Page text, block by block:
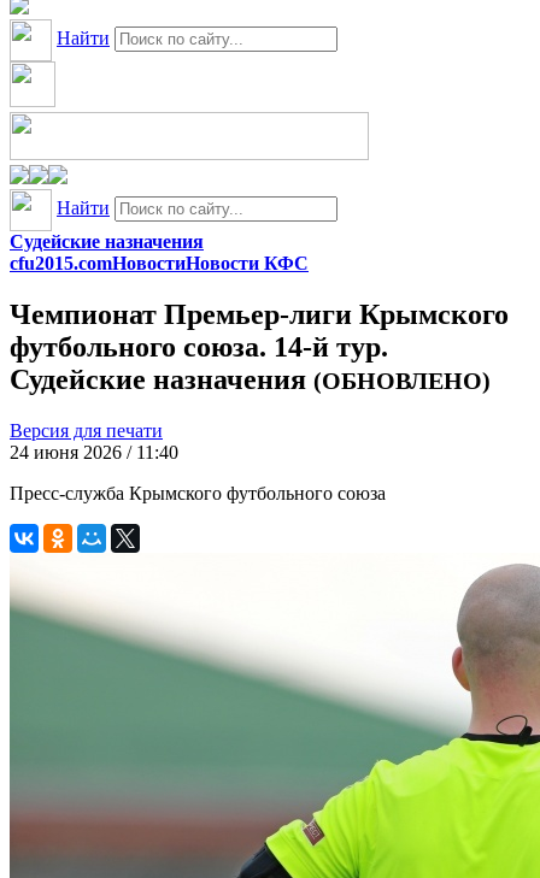
Найти
Найти
Судейские назначения
cfu2015.comНовостиНовости КФС
Чемпионат Премьер-лиги Крымского
футбольного союза. 14-й тур.
Судейские назначения (ОБНОВЛЕНО)
Версия для печати
24 июня 2026 / 11:40
Пресс-служба Крымского футбольного союза